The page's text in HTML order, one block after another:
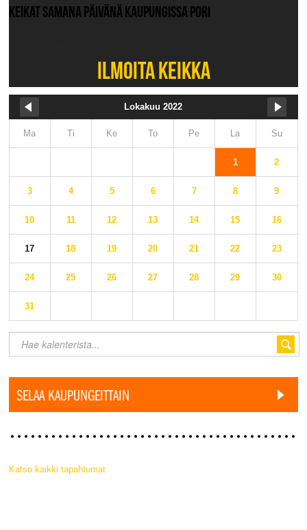
KEIKAT SAMANA PÄIVÄNÄ KAUPUNGISSA PORI
ILMOITA KEIKKA
Lokakuu 2022
Ma Ti Ke To Pe La Su
1 2
3 4 5 6 7 8 9
10 11 12 13 14 15 16
17 18 19 20 21 22 23
24 25 26 27 28 29 30
31
SELAA KAUPUNGEITTAIN
Katso kaikki tapahtumat